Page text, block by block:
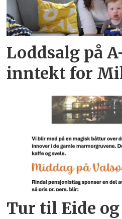
Loddsalg på
inntekt for
Tur til Eide